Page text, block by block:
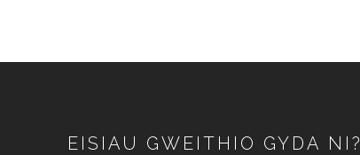
EISIAU GWEITHIO GYDA NI?